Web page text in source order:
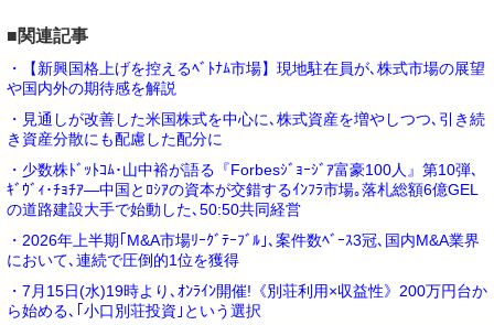
■関連記事
・【新興国格上げを控えるﾍﾞﾄﾅﾑ市場】現地駐在員が､株式市場の展望
や国内外の期待感を解説
・見通しが改善した米国株式を中心に､株式資産を増やしつつ､引き続
き資産分散にも配慮した配分に
・少数株ﾄﾞｯﾄｺﾑ･山中裕が語る『Forbesｼﾞｮｰｼﾞｱ富豪100人』第10弾､
ｷﾞｳﾞｨ･ﾁｮﾁｱ―中国とﾛｼｱの資本が交錯するｲﾝﾌﾗ市場｡落札総額6億GEL
の道路建設大手で始動した､50:50共同経営
・2026年上半期｢M&A市場ﾘｰｸﾞﾃｰﾌﾞﾙ｣､案件数ﾍﾞｰｽ3冠､国内M&A業界
において､連続で圧倒的1位を獲得
・7月15日(水)19時より､ｵﾝﾗｲﾝ開催!《別荘利用×収益性》200万円台か
ら始める､｢小口別荘投資｣という選択